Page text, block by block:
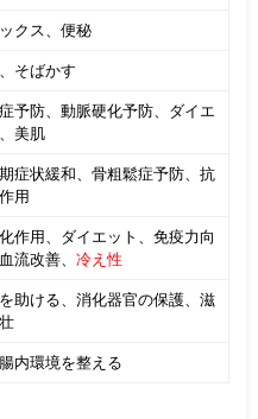
クス、便秘
そばかす
予防、動脈硬化予防、ダイエ
美肌
症状緩和、骨粗鬆症予防、抗
用
作用、ダイエット、免疫力向
流改善、 冷え性
助ける、消化器官の保護、滋
内環境を整える